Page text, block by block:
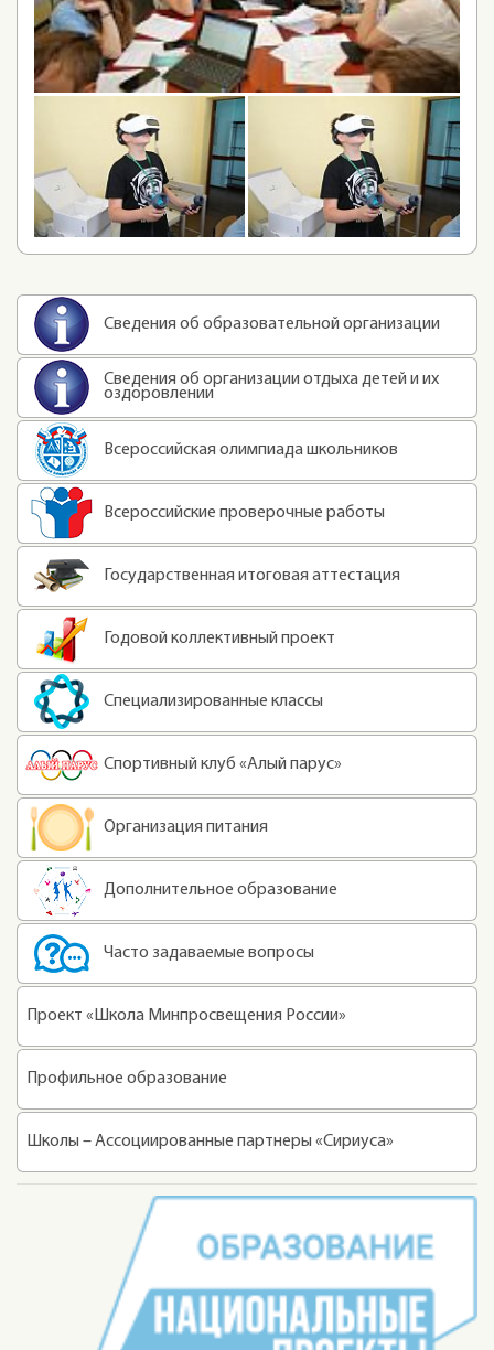
Сведения об образовательной организации
Сведения об организации отдыха детей и их
оздоровлении
Всероссийская олимпиада школьников
Всероссийские проверочные работы
Государственная итоговая аттестация
Годовой коллективный проект
Специализированные классы
Спортивный клуб «Алый парус»
Организация питания
Дополнительное образование
Часто задаваемые вопросы
Проект «Школа Минпросвещения России»
Профильное образование
Школы – Ассоциированные партнеры «Сириуса»